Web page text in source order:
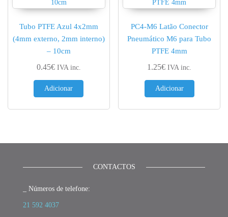
Tubo PTFE Azul 4x2mm
(4mm externo, 2mm interno)
– 10cm
0.45€ IVA inc.
Adicionar
PC4-M6 Latão Conector
Pneumático M6 para Tubo
PTFE 4mm
1.25€ IVA inc.
Adicionar
CONTACTOS
_ Números de telefone:
21 592 4037